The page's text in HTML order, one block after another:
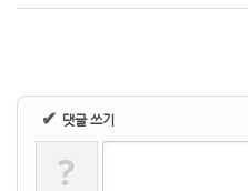
✔ 댓글 쓰기
?